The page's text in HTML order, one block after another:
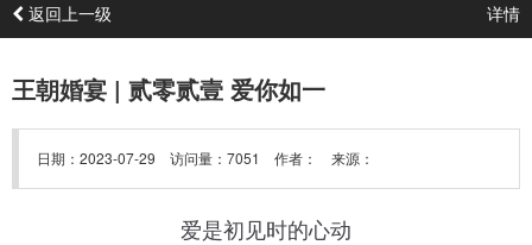
详情
返回上一级
王朝婚宴 | 贰零贰壹 爱你如一
日期：2023-07-29 访问量：7051 作者： 来源：
爱是初见时的心动